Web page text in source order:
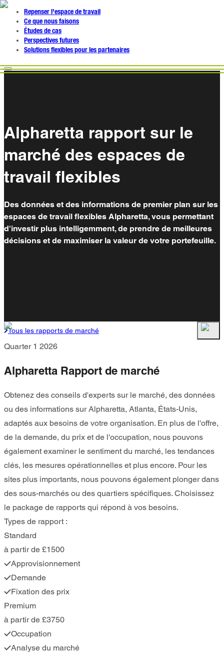
Repenser l'espace de travail
Ce que nous faisons
Études de cas
Perspectives futures
Solutions flexibles pour les partenaires
Alpharetta rapport sur le
marché des espaces de
travail flexibles
Des données et des informations de premier plan sur les
espaces de travail flexibles Alpharetta, vous permettant
d'investir plus intelligemment, de prendre de meilleures
décisions et de maximiser la valeur de votre portefeuille.
Tous les rapports de marché
Quarter 1 2026
Alpharetta Rapport de marché
Obtenez des conseils d'experts sur le marché, des données
ou des informations sur Alpharetta, Atlanta, États-Unis,
adaptés aux besoins de votre organisation. En plus de l'offre,
de la demande, du prix et de l'occupation, nous pouvons
également examiner le sentiment du marché, les tendances
clés, les mesures opérationnelles et plus encore. Pour les
sites plus importants, nous pouvons également plonger dans
des sous-marchés ou des quartiers spécifiques. Choisissez
le package de rapports qui répond à vos besoins.
Types de rapport :
Standard
à partir de £1500
Approvisionnement
Demande
Fixation des prix
Premium
à partir de £3750
Occupation
Analyse du marché